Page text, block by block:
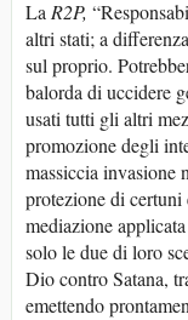
LaR2P,
altri stati; a
sul proprio.
balorda di uccidere
usati tutti gli altri
promozione degli
massiccia invasione
protezione di
mediazione
solo le due di loro
Dio contro Satana,
emettendo